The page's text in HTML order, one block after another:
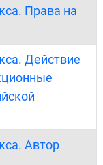
Права на
Действие
Автор